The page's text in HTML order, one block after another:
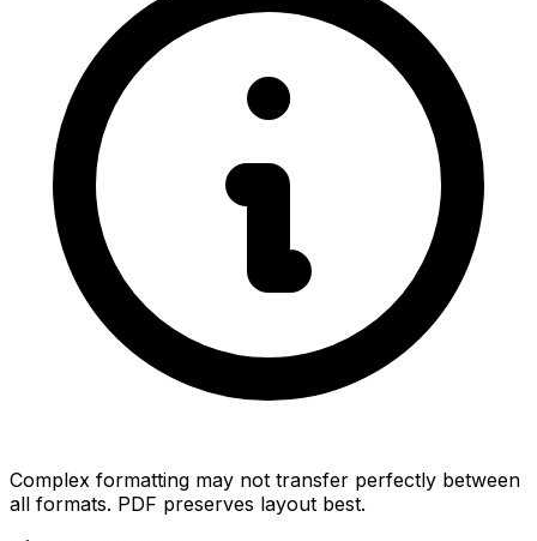
Complex formatting may not transfer perfectly between
all formats. PDF preserves layout best.